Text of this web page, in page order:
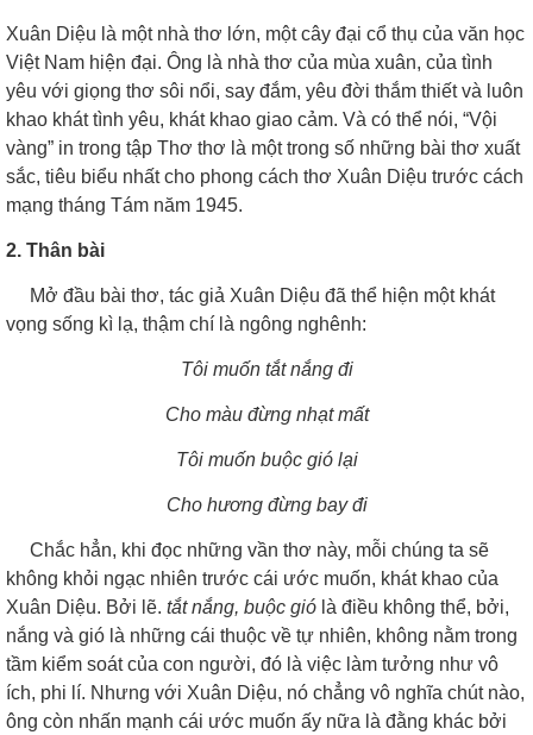
Xuân Diệu là một nhà thơ lớn, một cây đại cổ thụ của văn học
Việt Nam hiện đại. Ông là nhà thơ của mùa xuân, của tình
yêu với giọng thơ sôi nổi, say đắm, yêu đời thắm thiết và luôn
khao khát tình yêu, khát khao giao cảm. Và có thể nói, “Vội
vàng” in trong tập Thơ thơ là một trong số những bài thơ xuất
sắc, tiêu biểu nhất cho phong cách thơ Xuân Diệu trước cách
mạng tháng Tám năm 1945.
2. Thân bài
Mở đầu bài thơ, tác giả Xuân Diệu đã thể hiện một khát
vọng sống kì lạ, thậm chí là ngông nghênh:
Tôi muốn tắt nắng đi
Cho màu đừng nhạt mất
Tôi muốn buộc gió lại
Cho hương đừng bay đi
Chắc hẳn, khi đọc những vần thơ này, mỗi chúng ta sẽ
không khỏi ngạc nhiên trước cái ước muốn, khát khao của
Xuân Diệu. Bởi lẽ. tắt nắng, buộc gió là điều không thể, bởi,
nắng và gió là những cái thuộc về tự nhiên, không nằm trong
tầm kiểm soát của con người, đó là việc làm tưởng như vô
ích, phi lí. Nhưng với Xuân Diệu, nó chẳng vô nghĩa chút nào,
ông còn nhấn mạnh cái ước muốn ấy nữa là đằng khác bởi